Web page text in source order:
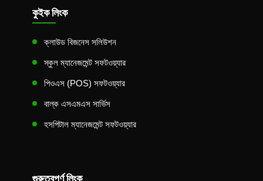
কুইক লিংক
ক্লাউড বিজনেস সলিউশন
স্কুল ম্যানেজমেন্ট সফটওয়্যার
পিওএস (POS) সফটওয়্যার
বাল্ক এসএমএস সার্ভিস
হসপিটাল ম্যানেজমেন্ট সফটওয়্যার
গুরুত্বপূর্ণ লিংক